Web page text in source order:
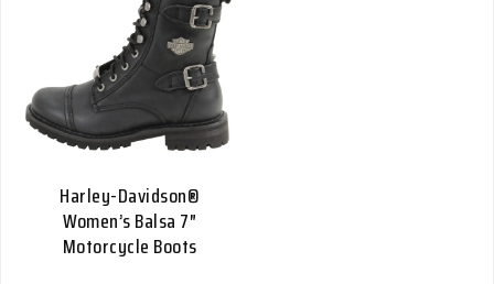
Harley-Davidson®
Women’s Balsa 7″
Motorcycle Boots